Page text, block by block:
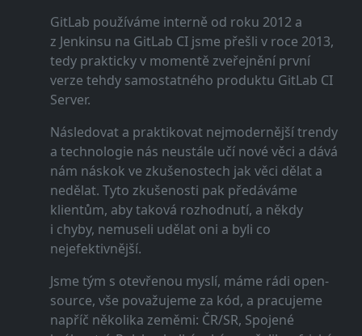
GitLab používáme interně od roku 2012 a
z Jenkinsu na GitLab CI jsme přešli v roce 2013,
tedy prakticky v momentě zveřejnění první
verze tehdy samostatného produktu GitLab CI
Server.
Následovat a praktikovat nejmodernější trendy
a technologie nás neustále učí nové věci a dává
nám náskok ve zkušenostech jak věci dělat a
nedělat. Tyto zkušenosti pak předáváme
klientům, aby taková rozhodnutí, a někdy
i chyby, nemuseli udělat oni a byli co
nejefektivnější.
Jsme tým s otevřenou myslí, máme rádi open-
source, vše považujeme za kód, a pracujeme
napříč několika zeměmi: ČR/SR, Spojené